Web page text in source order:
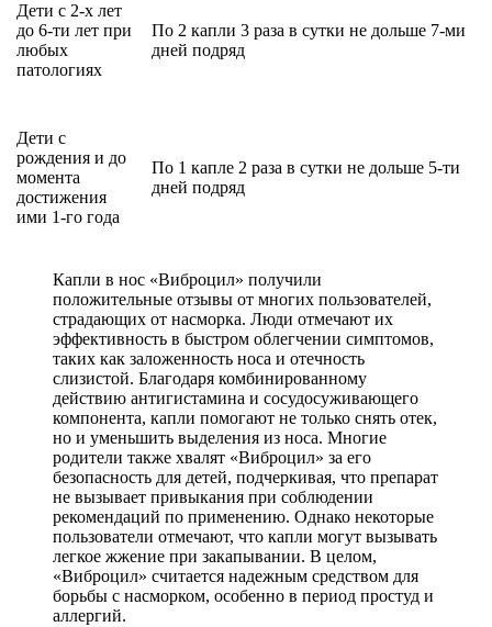
Дети с 2-х лет
до 6-ти лет при
любых
патологиях
По 2 капли 3 раза в сутки не дольше 7-ми
дней подряд
Дети с
рождения и до
момента
достижения
ими 1-го года
По 1 капле 2 раза в сутки не дольше 5-ти
дней подряд
Капли в нос «Виброцил» получили
положительные отзывы от многих пользователей,
страдающих от насморка. Люди отмечают их
эффективность в быстром облегчении симптомов,
таких как заложенность носа и отечность
слизистой. Благодаря комбинированному
действию антигистамина и сосудосуживающего
компонента, капли помогают не только снять отек,
но и уменьшить выделения из носа. Многие
родители также хвалят «Виброцил» за его
безопасность для детей, подчеркивая, что препарат
не вызывает привыкания при соблюдении
рекомендаций по применению. Однако некоторые
пользователи отмечают, что капли могут вызывать
легкое жжение при закапывании. В целом,
«Виброцил» считается надежным средством для
борьбы с насморком, особенно в период простуд и
аллергий.